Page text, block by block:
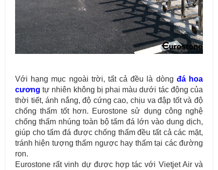
Với hạng mục ngoài trời, tất cả đều là dòng đá hoa
cương tự nhiên không bị phai màu dưới tác động của
thời tiết, ánh nắng, độ cứng cao, chịu va đập tốt và độ
chống thấm tốt hơn. Eurostone sử dụng công nghệ
chống thấm nhúng toàn bộ tấm đá lớn vào dung dịch,
giúp cho tấm đá được chống thấm đều tất cả các mặt,
tránh hiện tượng thấm ngược hay thấm tại các đường
ron.
Eurostone rất vinh dự được hợp tác với Vietjet Air và